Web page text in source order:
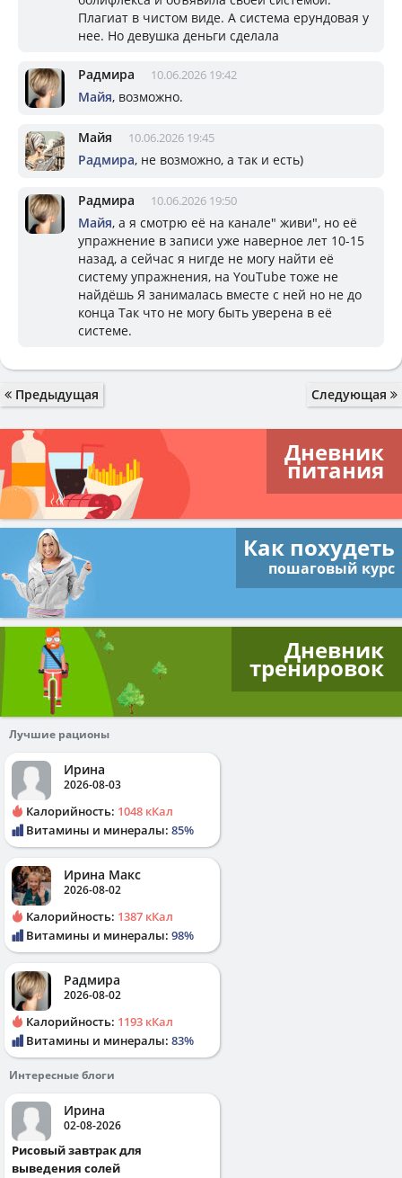
Плагиат в чистом виде. А система ерундовая у
нее. Но девушка деньги сделала
Радмира 10.06.2026 19:42
Майя, возможно.
Майя 10.06.2026 19:45
Радмира, не возможно, а так и есть)
Радмира 10.06.2026 19:50
Майя, а я смотрю её на канале" живи", но её
упражнение в записи уже наверное лет 10-15
назад, а сейчас я нигде не могу найти её
систему упражнения, на YouTube тоже не
найдёшь Я занималась вместе с ней но не до
конца Так что не могу быть уверена в её
системе.
Предыдущая Следующая
Дневник
питания
Как похудеть
пошаговый курс
Дневник
тренировок
Лучшие рационы
Ирина
2026-08-03
Калорийность: 1048 кКал
Витамины и минералы: 85%
Ирина Макс
2026-08-02
Калорийность: 1387 кКал
Витамины и минералы: 98%
Радмира
2026-08-02
Калорийность: 1193 кКал
Витамины и минералы: 83%
Интересные блоги
Ирина
02-08-2026
Рисовый завтрак для
выведения солей